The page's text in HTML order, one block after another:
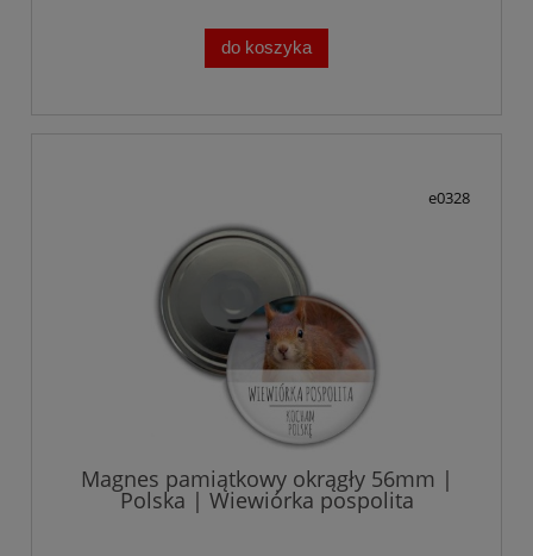
do koszyka
e0328
Magnes pamiątkowy okrągły 56mm |
Polska | Wiewiórka pospolita